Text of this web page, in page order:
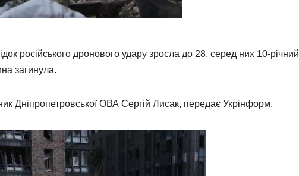
російського дронового удару зросла до 28, серед них 10-річний
загинула.
Дніпропетровської ОВА Сергій Лисак, передає Укрінформ.